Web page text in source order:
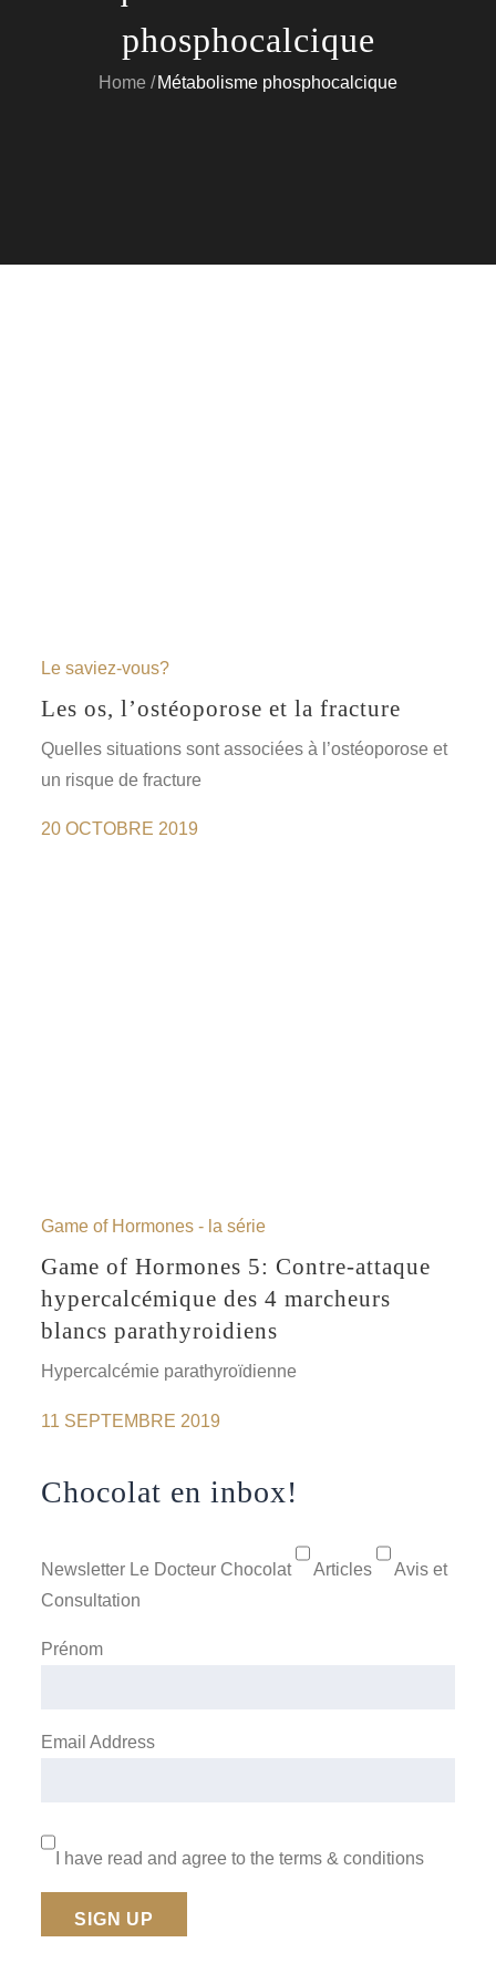
phosphocalcique
Home Métabolisme phosphocalcique
Le saviez-vous?
Les os, l’ostéoporose et la fracture
Quelles situations sont associées à l’ostéoporose et
un risque de fracture
20 OCTOBRE 2019
Game of Hormones - la série
Game of Hormones 5: Contre-attaque
hypercalcémique des 4 marcheurs
blancs parathyroidiens
Hypercalcémie parathyroïdienne
11 SEPTEMBRE 2019
Chocolat en inbox!
Newsletter Le Docteur Chocolat Articles
Avis et
Consultation
Prénom
Email Address
I have read and agree to the terms & conditions